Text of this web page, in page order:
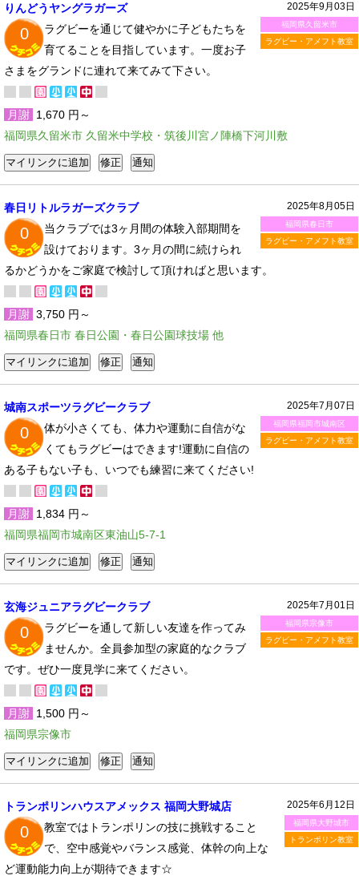
2025年9月03日
福岡県久留米市
ラグビー・アメフト教室
りんどうヤングラガーズ
0
ラグビーを通じて健やかに子どもたちを
育てることを目指しています。一度お子
さまをグランドに連れて来てみて下さい。
月謝 1,670 円～
福岡県久留米市 久留米中学校・筑後川宮ノ陣橋下河川敷
2025年8月05日
福岡県春日市
ラグビー・アメフト教室
春日リトルラガーズクラブ
0
当クラブでは3ヶ月間の体験入部期間を
設けております。3ヶ月の間に続けられ
るかどうかをご家庭で検討して頂ければと思います。
月謝 3,750 円～
福岡県春日市 春日公園・春日公園球技場 他
2025年7月07日
福岡県福岡市城南区
ラグビー・アメフト教室
城南スポーツラグビークラブ
0
体が小さくても、体力や運動に自信がな
くてもラグビーはできます!運動に自信の
ある子もない子も、いつでも練習に来てください!
月謝 1,834 円～
福岡県福岡市城南区東油山5-7-1
2025年7月01日
福岡県宗像市
ラグビー・アメフト教室
玄海ジュニアラグビークラブ
0
ラグビーを通して新しい友達を作ってみ
ませんか。全員参加型の家庭的なクラブ
です。ぜひ一度見学に来てください。
月謝 1,500 円～
福岡県宗像市
2025年6月12日
福岡県大野城市
トランポリン教室
トランポリンハウスアメックス 福岡大野城店
0
教室ではトランポリンの技に挑戦すること
で、空中感覚やバランス感覚、体幹の向上な
ど運動能力向上が期待できます☆